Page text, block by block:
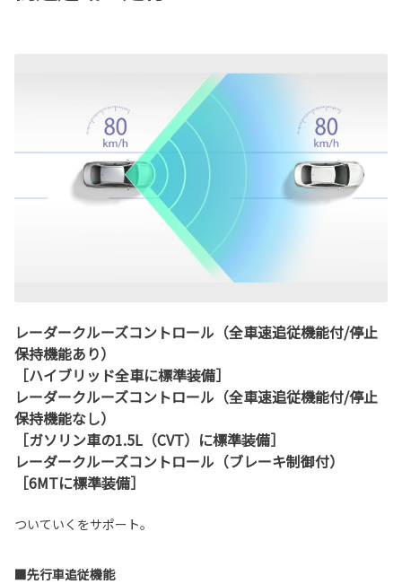
レーダークルーズコントロール（全車速追従機能付/停止
保持機能あり）
［ハイブリッド全車に標準装備］
レーダークルーズコントロール（全車速追従機能付/停止
保持機能なし）
［ガソリン車の1.5L（CVT）に標準装備］
レーダークルーズコントロール（ブレーキ制御付）
［6MTに標準装備］
ついていくをサポート。
■先行車追従機能